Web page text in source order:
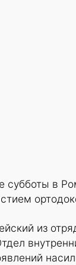
субботы в
из